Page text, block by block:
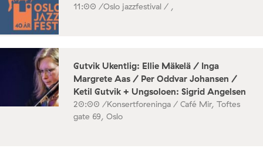
11:00 /Oslo jazzfestival / ,
Gutvik Ukentlig: Ellie Mäkelä / Inga
Margrete Aas / Per Oddvar Johansen /
Ketil Gutvik + Ungsoloen: Sigrid Angelsen
20:00 /Konsertforeninga / Café Mir, Toftes
gate 69, Oslo